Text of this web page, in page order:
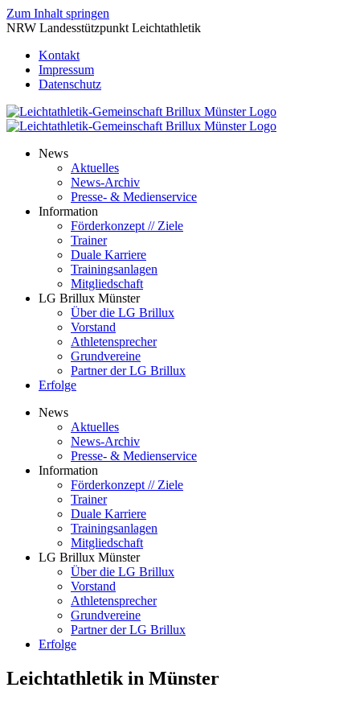
Zum Inhalt springen
NRW Landesstützpunkt Leichtathletik
Kontakt
Impressum
Datenschutz
News
Aktuelles
News-Archiv
Presse- & Medienservice
Information
Förderkonzept // Ziele
Trainer
Duale Karriere
Trainingsanlagen
Mitgliedschaft
LG Brillux Münster
Über die LG Brillux
Vorstand
Athletensprecher
Grundvereine
Partner der LG Brillux
Erfolge
News
Aktuelles
News-Archiv
Presse- & Medienservice
Information
Förderkonzept // Ziele
Trainer
Duale Karriere
Trainingsanlagen
Mitgliedschaft
LG Brillux Münster
Über die LG Brillux
Vorstand
Athletensprecher
Grundvereine
Partner der LG Brillux
Erfolge
Leichtathletik in Münster